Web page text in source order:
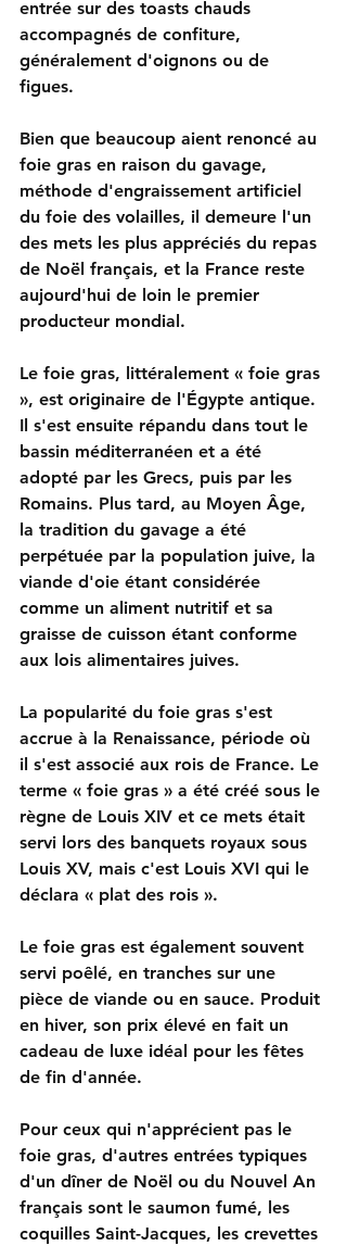
entrée sur des toasts chauds
accompagnés de confiture,
généralement d'oignons ou de
figues.
Bien que beaucoup aient renoncé au
foie gras en raison du gavage,
méthode d'engraissement artificiel
du foie des volailles, il demeure l'un
des mets les plus appréciés du repas
de Noël français, et la France reste
aujourd'hui de loin le premier
producteur mondial.
Le foie gras, littéralement « foie gras
», est originaire de l'Égypte antique.
Il s'est ensuite répandu dans tout le
bassin méditerranéen et a été
adopté par les Grecs, puis par les
Romains. Plus tard, au Moyen Âge,
la tradition du gavage a été
perpétuée par la population juive, la
viande d'oie étant considérée
comme un aliment nutritif et sa
graisse de cuisson étant conforme
aux lois alimentaires juives.
La popularité du foie gras s'est
accrue à la Renaissance, période où
il s'est associé aux rois de France. Le
terme « foie gras » a été créé sous le
règne de Louis XIV et ce mets était
servi lors des banquets royaux sous
Louis XV, mais c'est Louis XVI qui le
déclara « plat des rois ».
Le foie gras est également souvent
servi poêlé, en tranches sur une
pièce de viande ou en sauce. Produit
en hiver, son prix élevé en fait un
cadeau de luxe idéal pour les fêtes
de fin d'année.
Pour ceux qui n'apprécient pas le
foie gras, d'autres entrées typiques
d'un dîner de Noël ou du Nouvel An
français sont le saumon fumé, les
coquilles Saint-Jacques, les crevettes